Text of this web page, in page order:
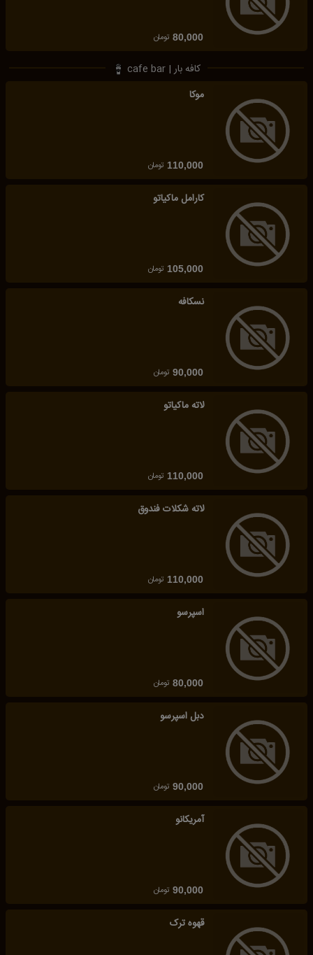
80,000 تومان
کافه بار | cafe bar
موکا
110,000 تومان
کارامل ماکیاتو
105,000 تومان
نسکافه
90,000 تومان
لاته ماکیاتو
110,000 تومان
لاته شکلات فندوق
110,000 تومان
اسپرسو
80,000 تومان
دبل اسپرسو
90,000 تومان
آمریکانو
90,000 تومان
قهوه ترک